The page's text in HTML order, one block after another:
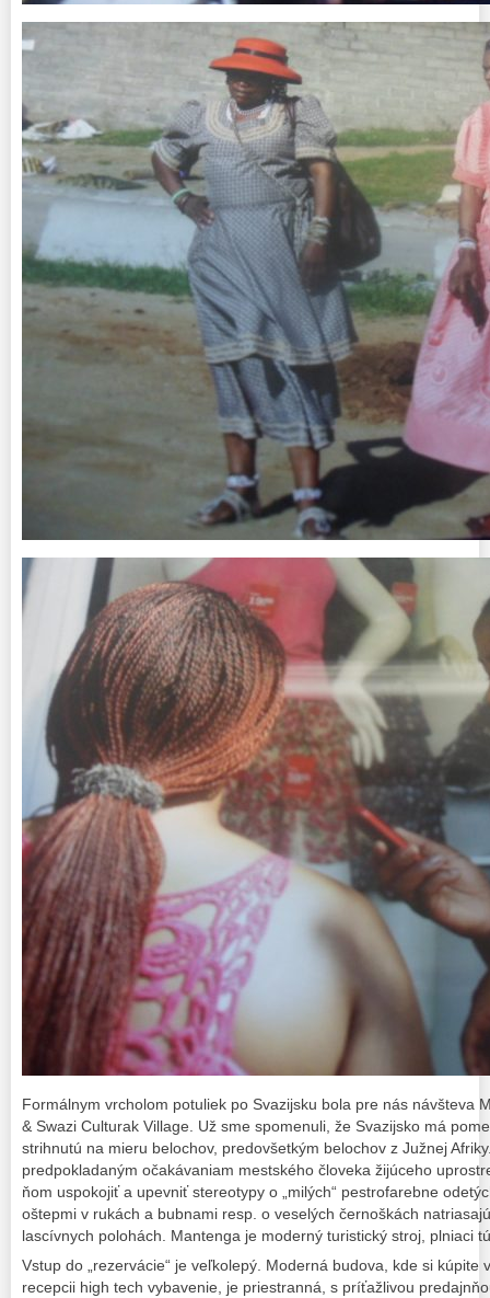
Formálnym vrcholom potuliek po Svazijsku bola pre nás návšteva
& Swazi Culturak Village. Už sme spomenuli, že Svazijsko má
strihnutú na mieru belochov, predovšetkým belochov z Južnej
predpokladaným očakávaniam mestského človeka žijúceho
ňom uspokojiť a upevniť stereotypy o „milých“ pestrofarebne
oštepmi v rukách a bubnami resp. o veselých černoškách
lascívnych polohách. Mantenga je moderný turistický stroj, plniaci
Vstup do „rezervácie“ je veľkolepý. Moderná budova, kde si kúpite
recepcii high tech vybavenie, je priestranná, s príťažlivou